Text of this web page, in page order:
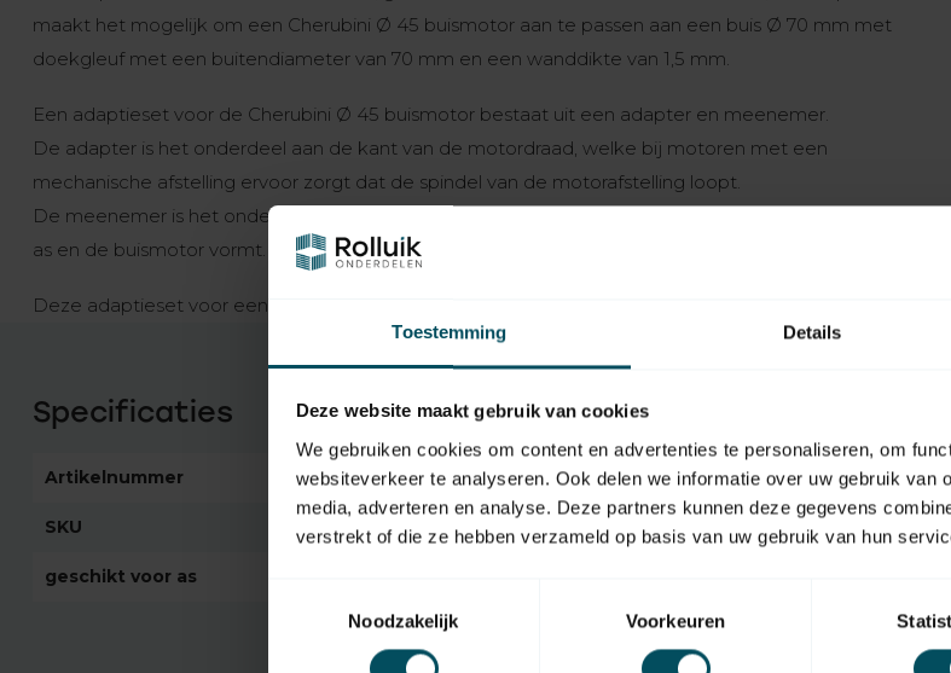
Toestemming Details
Deze website maakt gebruik van cookies
We gebruiken cookies om content en advertenties te personaliseren, om
websiteverkeer te analyseren. Ook delen we informatie over uw gebruik van
media, adverteren en analyse. Deze partners kunnen deze gegevens
verstrekt of die ze hebben verzameld op basis van uw gebruik van hun
Noodzakelijk
Voorkeuren
maakt het mogelijk om een Cherubini Ø 45 buismotor aan te passen aan een buis Ø 70 mm met
doekgleuf met een buitendiameter van 70 mm en een wanddikte van 1,5 mm.
Een adaptieset voor de Cherubini Ø 45 buismotor bestaat uit een adapter en meenemer.
De adapter is het onderdeel aan de kant van de motordraad, welke bij motoren met een
mechanische afstelling ervoor zorgt dat de spindel van de motorafstelling loopt.
De meenemer is het onderdeel aan de kopse kant van de buismotor welke de verbinding tussen de
as en de buismotor vormt.
Deze adaptieset voor een Ø 70 mm as is geschikt voor alle 45 mm buismotoren van Cherubini
Specificaties
Artikelnummer 5543 EAN Code
SKU A4505_0515 tbv
geschikt voor as